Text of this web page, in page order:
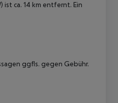
ist ca. 14 km entfernt. Ein
ggfls. gegen Gebühr.